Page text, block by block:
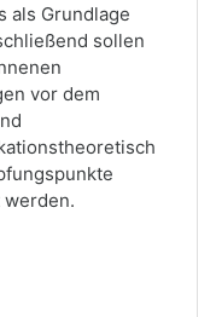
als Grundlage
sollen
vor dem